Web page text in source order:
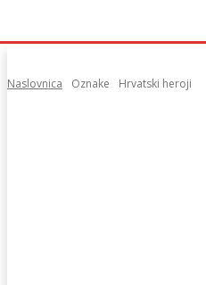
Naslovnica Oznake Hrvatski heroji